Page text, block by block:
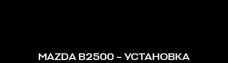
MAZDA B2500 – УСТАНОВКА